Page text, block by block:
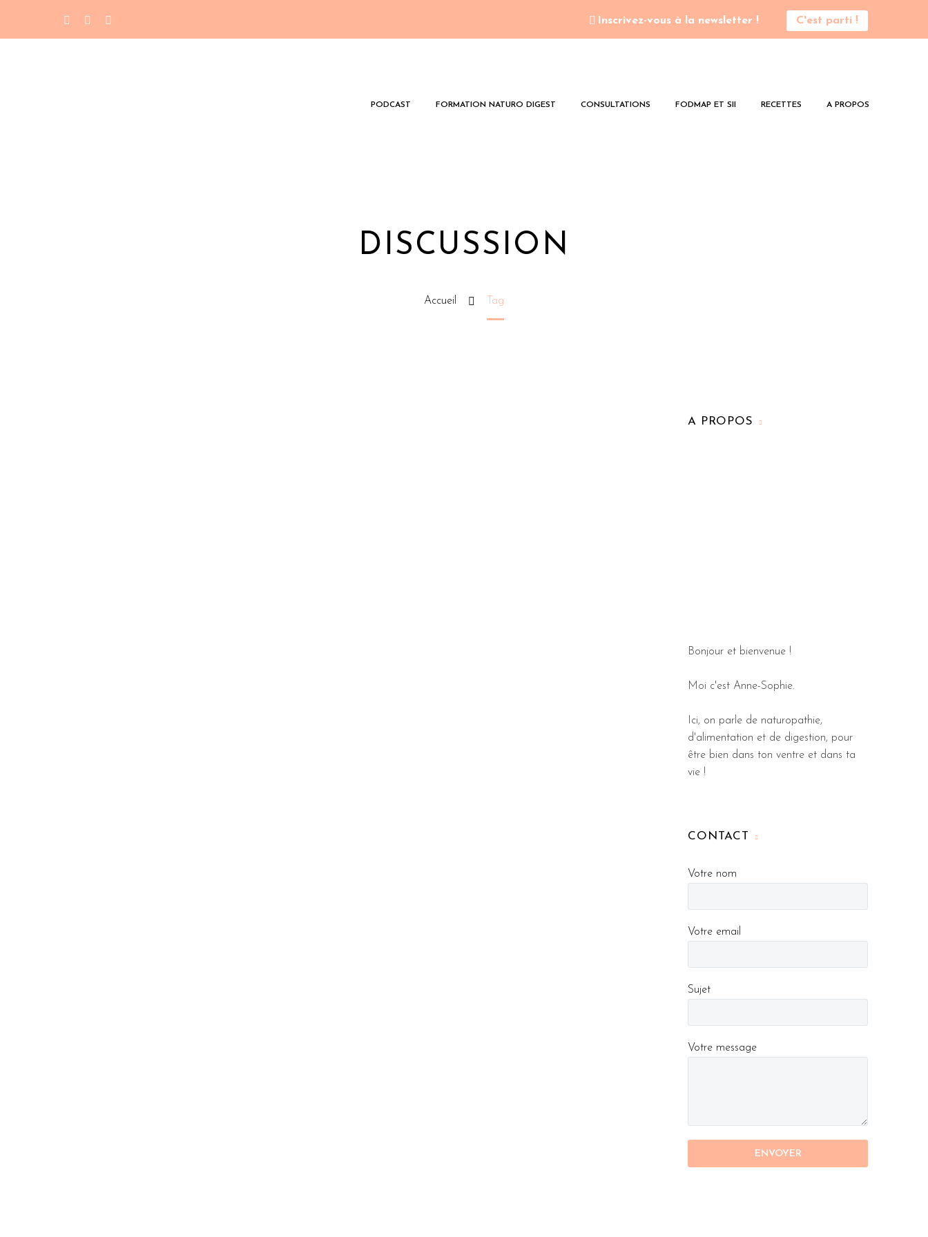
Inscrivez-vous à la newsletter ! C'est parti !
PODCAST FORMATION NATURO DIGEST CONSULTATIONS FODMAP ET SII RECETTES A PROPOS
DISCUSSION
Accueil Tag
A PROPOS
Bonjour et bienvenue !
Moi c'est Anne-Sophie.
Ici, on parle de naturopathie,
d'alimentation et de digestion, pour
être bien dans ton ventre et dans ta
vie !
CONTACT
Votre nom
Votre email
Sujet
Votre message